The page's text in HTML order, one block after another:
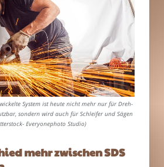
System ist heute nicht mehr nur für Dreh-
sondern wird auch für Schleifer und Sägen
Everyonephoto Studio)
mehr zwischen SDS